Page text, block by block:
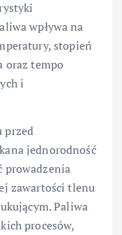
wpływa na
stopień
oraz tempo
i
przed
jednorodność
prowadzenia
zawartości tlenu
Paliwa
procesów,